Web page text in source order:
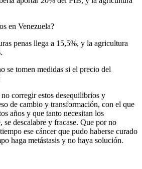
en Venezuela?
penas llega a 15,5%, y la agricultura
se tomen medidas si el precio del
corregir estos desequilibrios y
de cambio y transformación, con el que
años y que tanto necesitan los
se descalabre y fracase. Que por no
ese cáncer que pudo haberse curado
haga metástasis y no haya solución.